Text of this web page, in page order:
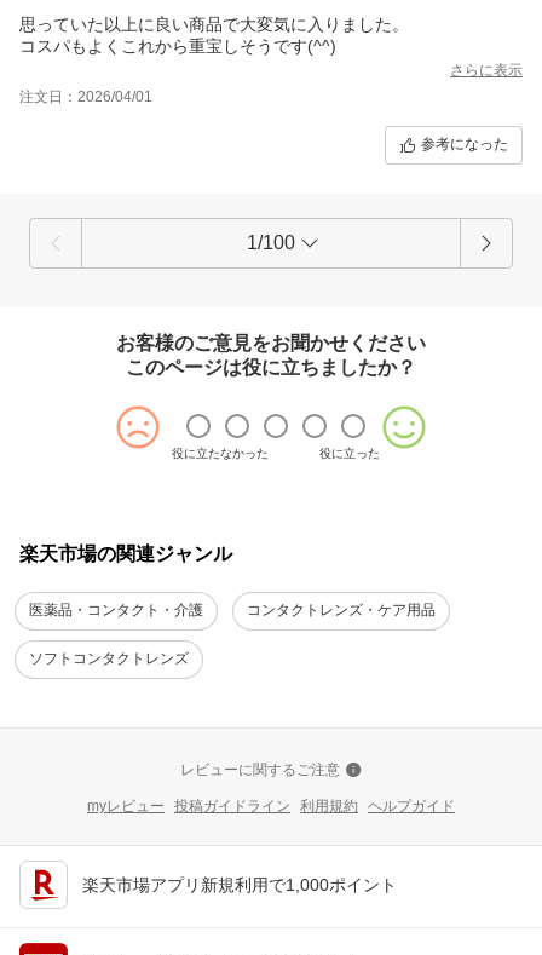
思っていた以上に良い商品で大変気に入りました。
コスパもよくこれから重宝しそうです(^^)
さらに表示
注文日：2026/04/01
参考になった
1/100
お客様のご意見をお聞かせください
このページは役に立ちましたか？
役に立たなかった 役に立った
楽天市場の関連ジャンル
医薬品・コンタクト・介護 コンタクトレンズ・ケア用品
ソフトコンタクトレンズ
レビューに関するご注意
myレビュー 投稿ガイドライン 利用規約 ヘルプガイド
楽天市場アプリ新規利用で1,000ポイント